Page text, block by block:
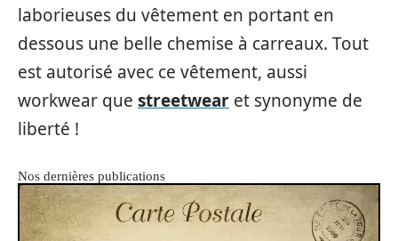
laborieuses du vêtement en portant en
dessous une belle chemise à carreaux. Tout
est autorisé avec ce vêtement, aussi
workwear que streetwear et synonyme de
liberté !
Nos dernières publications